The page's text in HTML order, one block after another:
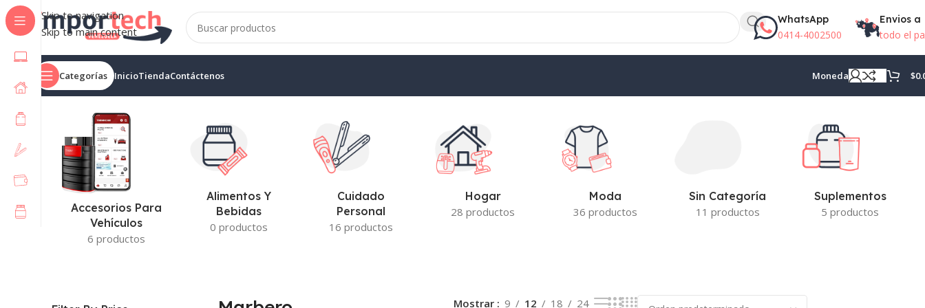
Skip to navigation
Skip to main content
WhatsApp
0414-4002500
Envios a
todo el
Categorías InicioTiendaContáctenos Moneda $
Inicio/Marbero
Accesorios Para
Vehículos
6 productos
Alimentos Y
Bebidas
0 productos
Cuidado
Personal
16 productos
Hogar
28 productos
Moda
36 productos
Sin Categoría
11 productos
Suplementos
5 productos
Mostrar 9 12 18 24